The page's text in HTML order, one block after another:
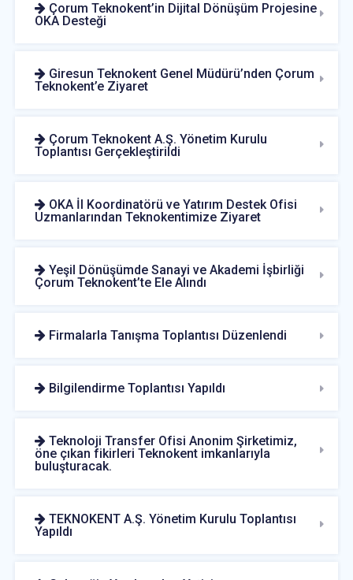
Çorum Teknokent’in Dijital Dönüşüm Projesine
OKA Desteği
Giresun Teknokent Genel Müdürü’nden Çorum
Teknokent’e Ziyaret
Çorum Teknokent A.Ş. Yönetim Kurulu
Toplantısı Gerçekleştirildi
OKA İl Koordinatörü ve Yatırım Destek Ofisi
Uzmanlarından Teknokentimize Ziyaret
Yeşil Dönüşümde Sanayi ve Akademi İşbirliği
Çorum Teknokent’te Ele Alındı
Firmalarla Tanışma Toplantısı Düzenlendi
Bilgilendirme Toplantısı Yapıldı
Teknoloji Transfer Ofisi Anonim Şirketimiz,
öne çıkan fikirleri Teknokent imkanlarıyla
buluşturacak.
TEKNOKENT A.Ş. Yönetim Kurulu Toplantısı
Yapıldı